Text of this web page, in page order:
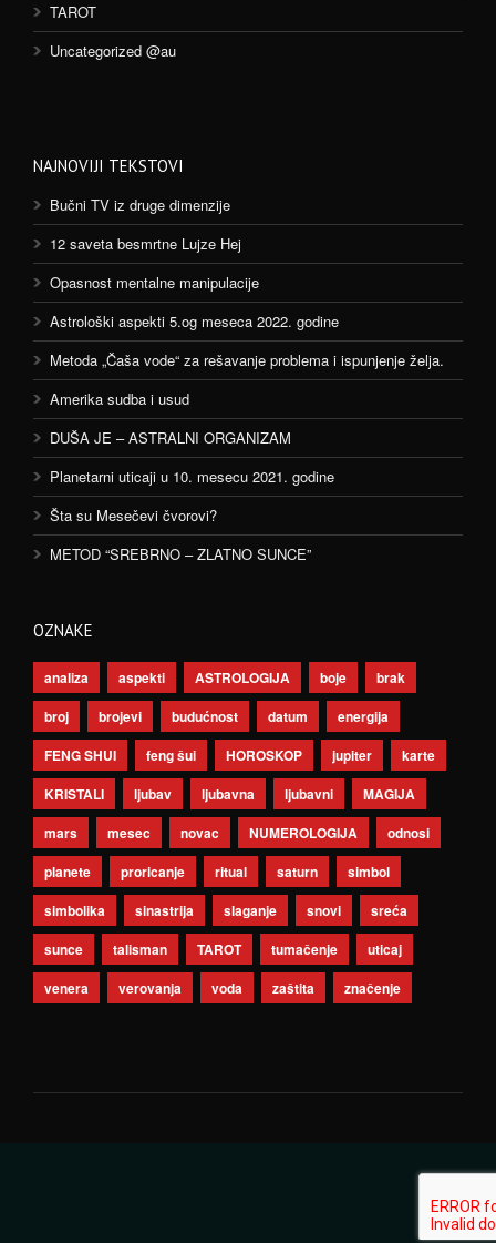
TAROT
Uncategorized @au
NAJNOVIJI TEKSTOVI
Bučni TV iz druge dimenzije
12 saveta besmrtne Lujze Hej
Opasnost mentalne manipulacije
Astrološki aspekti 5.og meseca 2022. godine
Metoda „Čaša vode“ za rešavanje problema i ispunjenje želja.
Amerika sudba i usud
DUŠA JE – ASTRALNI ORGANIZAM
Planetarni uticaji u 10. mesecu 2021. godine
Šta su Mesečevi čvorovi?
METOD “SREBRNO – ZLATNO SUNCE”
OZNAKE
analiza aspekti ASTROLOGIJA boje
brak
broj
brojevi budućnost datum
energija
FENG SHUI
feng šui HOROSKOP jupiter
karte
KRISTALI
ljubav ljubavna ljubavni
MAGIJA
mars
mesec novac NUMEROLOGIJA
odnosi
planete
proricanje ritual saturn
simbol
simbolika
sinastrija slaganje snovi
sreća
sunce
talisman TAROT tumačenje
uticaj
venera
verovanja voda zaštita značenje